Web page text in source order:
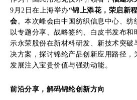
9月2日在上海举办“锦上添花，荣启新
会。本次峰会由中国纺织信息中心、
以专题分享、战略签约、白皮书发布和
示永荣股份在新材料研发、新技术突破
决方案，探讨锦纶产品创新应用路径，
发展注入宝贵价值与强劲动能。
前沿分享，解码锦纶创新方向